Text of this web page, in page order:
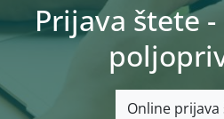
Prijava štete
Online prijava